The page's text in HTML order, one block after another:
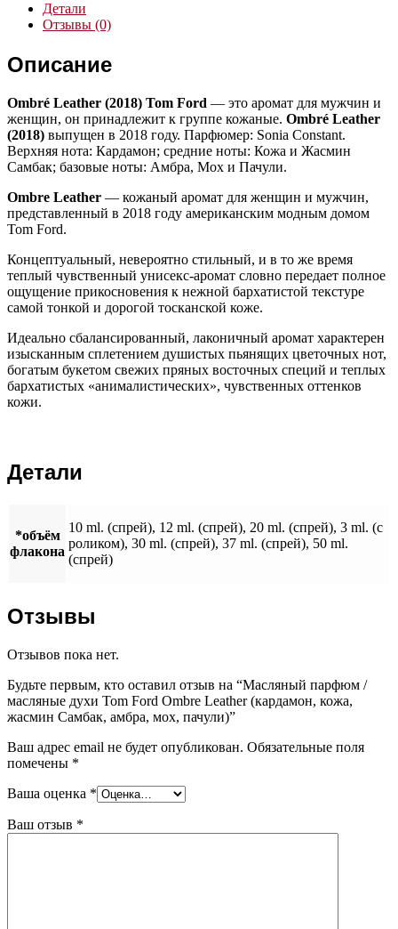
Детали
Отзывы (0)
Описание
Ombré Leather (2018) Tom Ford — это аромат для мужчин и
женщин, он принадлежит к группе кожаные. Ombré Leather
(2018) выпущен в 2018 году. Парфюмер: Sonia Constant.
Верхняя нота: Кардамон; средние ноты: Кожа и Жасмин
Самбак; базовые ноты: Амбра, Мох и Пачули.
Ombre Leather — кожаный аромат для женщин и мужчин,
представленный в 2018 году американским модным домом
Tom Ford.
Концептуальный, невероятно стильный, и в то же время
теплый чувственный унисекс-аромат словно передает полное
ощущение прикосновения к нежной бархатистой текстуре
самой тонкой и дорогой тосканской коже.
Идеально сбалансированный, лаконичный аромат характерен
изысканным сплетением душистых пьянящих цветочных нот,
богатым букетом свежих пряных восточных специй и теплых
бархатистых «анималистических», чувственных оттенков
кожи.
Детали
*объём
флакона
10 ml. (спрей), 12 ml. (спрей), 20 ml. (спрей), 3 ml. (с
роликом), 30 ml. (спрей), 37 ml. (спрей), 50 ml.
(спрей)
Отзывы
Отзывов пока нет.
Будьте первым, кто оставил отзыв на “Масляный парфюм /
масляные духи Tom Ford Ombre Leather (кардамон, кожа,
жасмин Самбак, амбра, мох, пачули)”
Ваш адрес email не будет опубликован. Обязательные поля
помечены *
Ваша оценка *
Ваш отзыв *